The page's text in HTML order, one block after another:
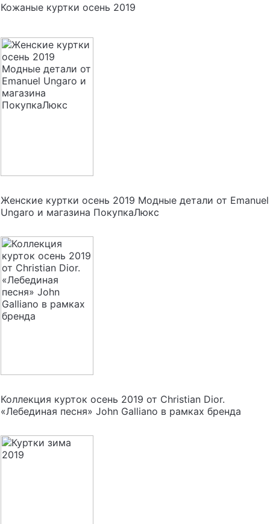
Кожаные куртки осень 2019
Женские куртки осень 2019 Модные детали от Emanuel
Ungaro и магазина ПокупкаЛюкс
Коллекция курток осень 2019 от Christian Dior.
«Лебединая песня» John Galliano в рамках бренда